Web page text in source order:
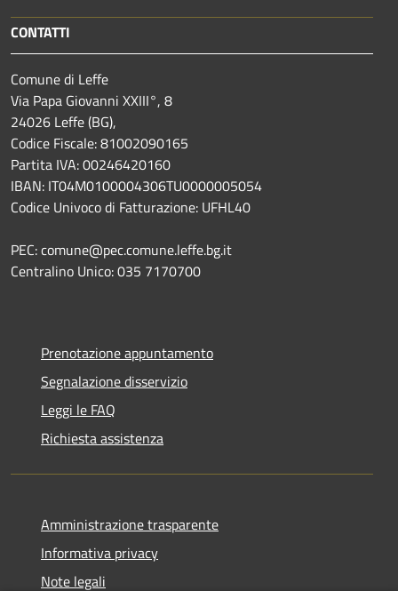
CONTATTI
Comune di Leffe
Via Papa Giovanni XXIII°, 8
24026 Leffe (BG),
Codice Fiscale: 81002090165
Partita IVA: 00246420160
IBAN: IT04M0100004306TU0000005054
Codice Univoco di Fatturazione: UFHL40
PEC: comune@pec.comune.leffe.bg.it
Centralino Unico: 035 7170700
Prenotazione appuntamento
Segnalazione disservizio
Leggi le FAQ
Richiesta assistenza
Amministrazione trasparente
Informativa privacy
Note legali